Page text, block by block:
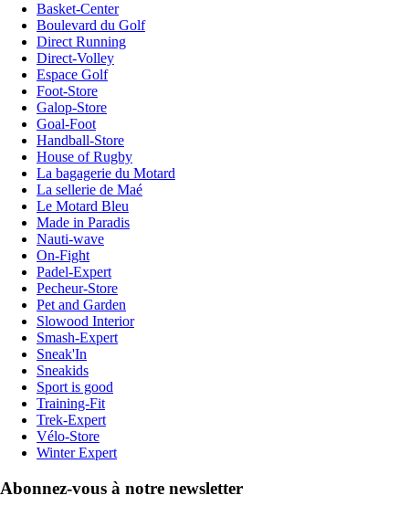
Basket-Center
Boulevard du Golf
Direct Running
Direct-Volley
Espace Golf
Foot-Store
Galop-Store
Goal-Foot
Handball-Store
House of Rugby
La bagagerie du Motard
La sellerie de Maé
Le Motard Bleu
Made in Paradis
Nauti-wave
On-Fight
Padel-Expert
Pecheur-Store
Pet and Garden
Slowood Interior
Smash-Expert
Sneak'In
Sneakids
Sport is good
Training-Fit
Trek-Expert
Vélo-Store
Winter Expert
Abonnez-vous à notre newsletter